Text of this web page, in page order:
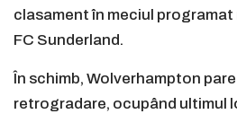
clasament în meciul programat
FC Sunderland.
În schimb, Wolverhampton
retrogradare, ocupând ultimul